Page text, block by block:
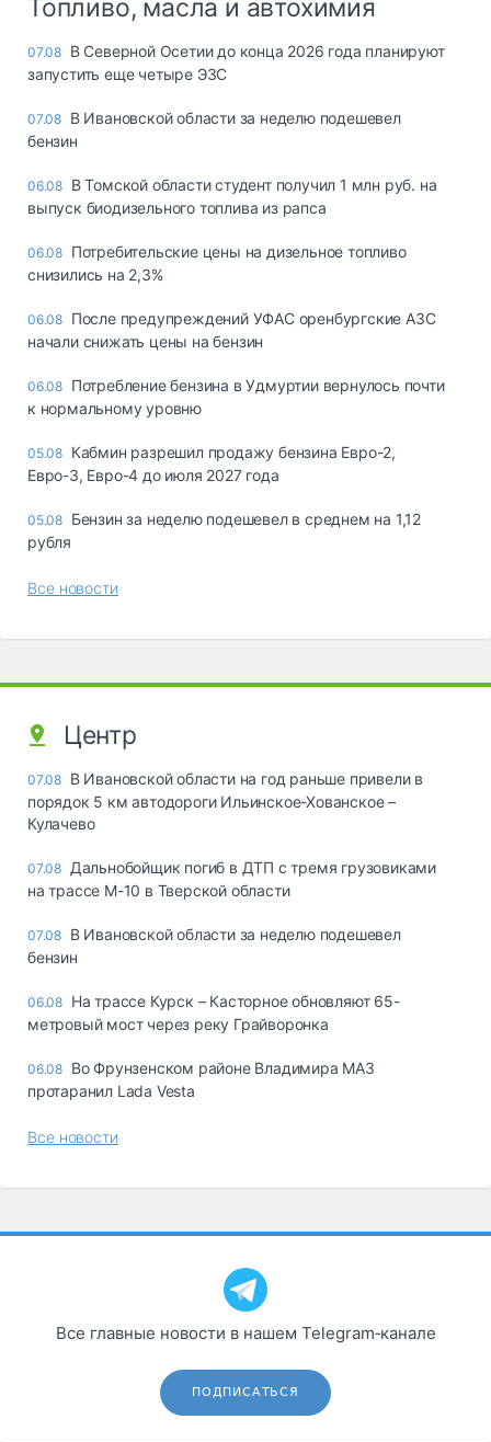
Топливо, масла и автохимия
07.08 В Северной Осетии до конца 2026 года планируют
запустить еще четыре ЭЗС
07.08 В Ивановской области за неделю подешевел
бензин
06.08 В Томской области студент получил 1 млн руб. на
выпуск биодизельного топлива из рапса
06.08 Потребительские цены на дизельное топливо
снизились на 2,3%
06.08 После предупреждений УФАС оренбургские АЗС
начали снижать цены на бензин
06.08 Потребление бензина в Удмуртии вернулось почти
к нормальному уровню
05.08 Кабмин разрешил продажу бензина Евро-2,
Евро-3, Евро-4 до июля 2027 года
05.08 Бензин за неделю подешевел в среднем на 1,12
рубля
Все новости
Центр
07.08 В Ивановской области на год раньше привели в
порядок 5 км автодороги Ильинское-Хованское –
Кулачево
07.08 Дальнобойщик погиб в ДТП с тремя грузовиками
на трассе М-10 в Тверской области
07.08 В Ивановской области за неделю подешевел
бензин
06.08 На трассе Курск – Касторное обновляют 65-
метровый мост через реку Грайворонка
06.08 Во Фрунзенском районе Владимира МАЗ
протаранил Lada Vesta
Все новости
Все главные новости в нашем Telegram‑канале
ПОДПИСАТЬСЯ